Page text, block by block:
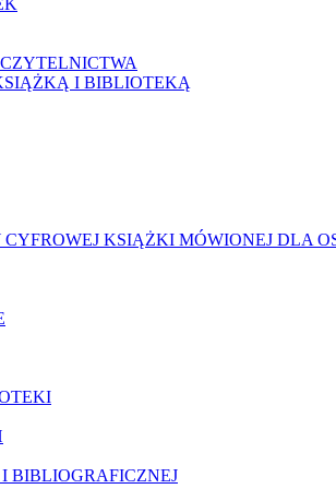
I BIBLIOTEKĄ
KSIĄŻKI MÓWIONEJ DLA
BIBLIOGRAFICZNEJ